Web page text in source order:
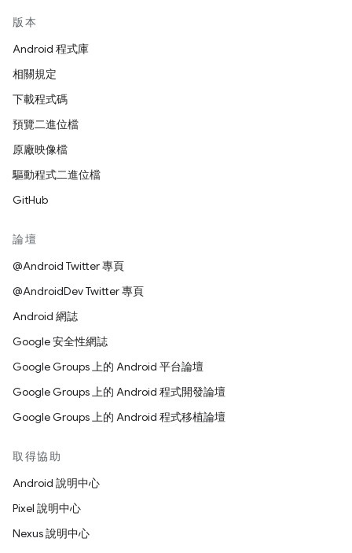
版本
Android 程式庫
相關規定
下載程式碼
預覽二進位檔
原廠映像檔
驅動程式二進位檔
GitHub
論壇
@Android Twitter 專頁
@AndroidDev Twitter 專頁
Android 網誌
Google 安全性網誌
Google Groups 上的 Android 平台論壇
Google Groups 上的 Android 程式開發論壇
Google Groups 上的 Android 程式移植論壇
取得協助
Android 說明中心
Pixel 說明中心
Nexus 說明中心